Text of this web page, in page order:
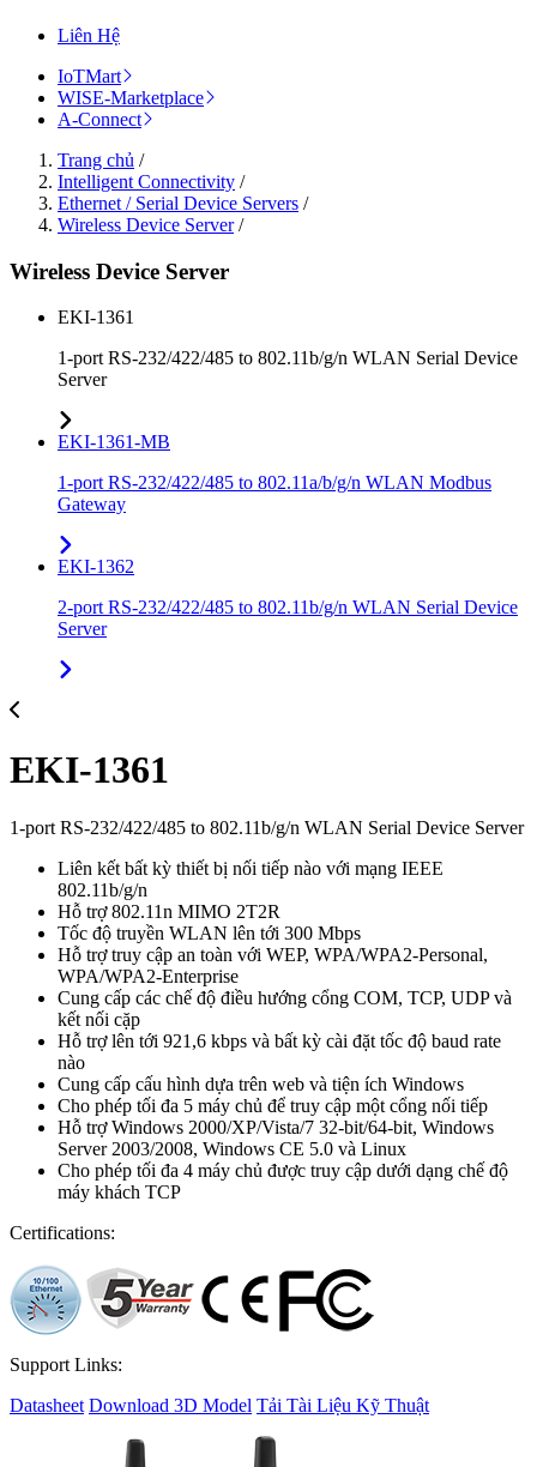
Liên Hệ
IoTMart
WISE-Marketplace
A-Connect
Trang chủ /
Intelligent Connectivity /
Ethernet / Serial Device Servers /
Wireless Device Server/
Wireless Device Server
EKI-1361
1-port RS-232/422/485 to 802.11b/g/n WLAN Serial Device
Server
EKI-1361-MB
1-port RS-232/422/485 to 802.11a/b/g/n WLAN Modbus
Gateway
EKI-1362
2-port RS-232/422/485 to 802.11b/g/n WLAN Serial Device
Server
EKI-1361
1-port RS-232/422/485 to 802.11b/g/n WLAN Serial Device Server
Liên kết bất kỳ thiết bị nối tiếp nào với mạng IEEE
802.11b/g/n
Hỗ trợ 802.11n MIMO 2T2R
Tốc độ truyền WLAN lên tới 300 Mbps
Hỗ trợ truy cập an toàn với WEP, WPA/WPA2-Personal,
WPA/WPA2-Enterprise
Cung cấp các chế độ điều hướng cổng COM, TCP, UDP và
kết nối cặp
Hỗ trợ lên tới 921,6 kbps và bất kỳ cài đặt tốc độ baud rate
nào
Cung cấp cấu hình dựa trên web và tiện ích Windows
Cho phép tối đa 5 máy chủ để truy cập một cổng nối tiếp
Hỗ trợ Windows 2000/XP/Vista/7 32-bit/64-bit, Windows
Server 2003/2008, Windows CE 5.0 và Linux
Cho phép tối đa 4 máy chủ được truy cập dưới dạng chế độ
máy khách TCP
Certifications:
Support Links:
Datasheet Download 3D Model Tải Tài Liệu Kỹ Thuật